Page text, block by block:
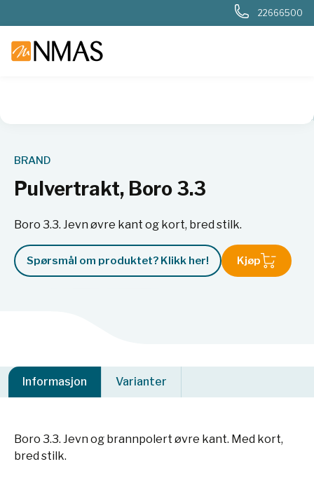
22666500
BRAND
Pulvertrakt, Boro 3.3
Boro 3.3. Jevn øvre kant og kort, bred stilk.
Spørsmål om produktet? Klikk her! Kjøp
Informasjon Varianter
Boro 3.3. Jevn og brannpolert øvre kant. Med kort,
bred stilk.